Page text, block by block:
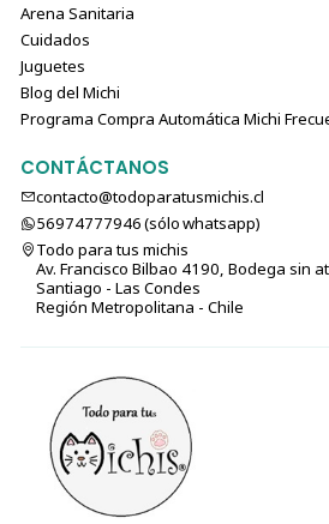
Arena Sanitaria
Cuidados
Juguetes
Blog del Michi
Programa Compra Automática Michi
CONTÁCTANOS
contacto@todoparatusmichis.cl
56974777946 (sólo⁣⁣⁣⁣⁣​​​​​​​​​​​​​​​ whatsapp)
Todo para tus michis
Av. Francisco Bilbao 4190, Bodega sin
Santiago - Las Condes
Región Metropolitana - Chile